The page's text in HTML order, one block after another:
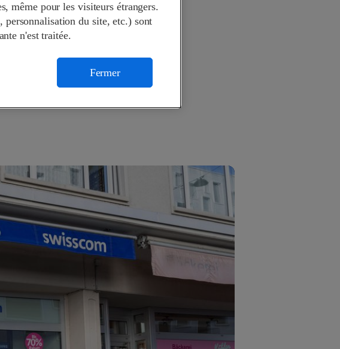
même pour les visiteurs étrangers.
personnalisation du site, etc.) sont
n'est traitée.
Fermer